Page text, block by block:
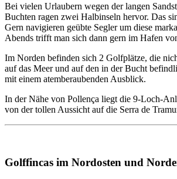
Bei vielen Urlaubern wegen der langen
Buchten ragen zwei Halbinseln hervor. Das
Gern navigieren geübte Segler um diese
Abends trifft man sich dann gern im Hafen
Im Norden befinden sich 2 Golfplätze, die
auf das Meer und auf den in der Bucht
mit einem atemberaubenden Ausblick.
In der Nähe von Pollença liegt die 9-Loch-
von der tollen Aussicht auf die Serra de
Golffincas im Nordosten und